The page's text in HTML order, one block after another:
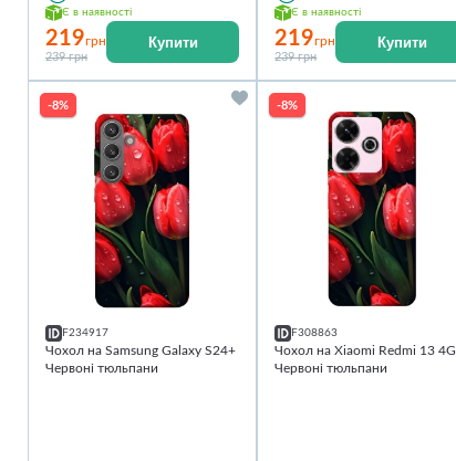
Є в наявності
219грн
239 грн
Купити
Є в наявності
219грн
239 грн
Купити
-8%
F234917
Чохол на Samsung Galaxy S24+
Червоні тюльпани
-8%
F308863
Чохол на Xiaomi Redmi 13 4G
Червоні тюльпани